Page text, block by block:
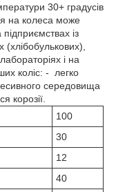
30+ градусів
на колеса може
із
і на
коліс: - легко
середовища
корозії.
100
30
12
40